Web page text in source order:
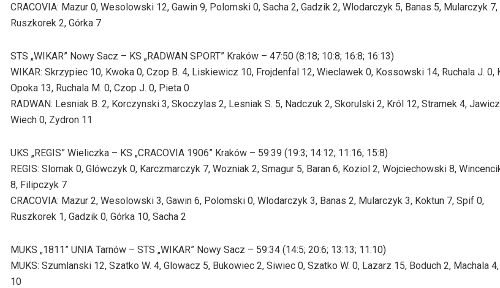
CRACOVIA: Mazur 0, Wesolowski 12, Gawin 9, Polomski 0, Sacha 2, Gadzik 2, Wlodarczyk 5, Banas 5, Mularczyk
Ruszkorek 2, Górka 7
STS „WIKAR” Nowy Sacz – KS „RADWAN SPORT” Kraków – 47:50 (8:18; 10:8; 16:8; 16:13)
WIKAR: Skrzypiec 10, Kwoka 0, Czop B. 4, Liskiewicz 10, Frojdenfal 12, Wieclawek 0, Kossowski 14, Ruchala J. 0,
Opoka 13, Ruchala M. 0, Czop J. 0, Pieta 0
RADWAN: Lesniak B. 2, Korczynski 3, Skoczylas 2, Lesniak S. 5, Nadczuk 2, Skorulski 2, Król 12, Stramek 4,
Wiech 0, Zydron 11
UKS „REGIS” Wieliczka – KS „CRACOVIA 1906” Kraków – 59:39 (19:3; 14:12; 11:16; 15:8)
REGIS: Slomak 0, Glówczyk 0, Karczmarczyk 7, Wozniak 2, Smagur 5, Baran 6, Koziol 2, Wojciechowski 8,
8, Filipczyk 7
CRACOVIA: Mazur 2, Wesolowski 3, Gawin 6, Polomski 0, Wlodarczyk 3, Banas 2, Mularczyk 3, Koktun 7, Spif 0,
Ruszkorek 1, Gadzik 0, Górka 10, Sacha 2
MUKS „1811” UNIA Tarnów – STS „WIKAR” Nowy Sacz – 59:34 (14:5; 20:6; 13:13; 11:10)
MUKS: Szumlanski 12, Szatko W. 4, Glowacz 5, Bukowiec 2, Siwiec 0, Szatko W. 0, Lazarz 15, Boduch 2, Machala
10